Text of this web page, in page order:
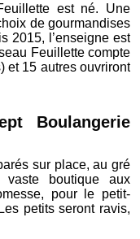
est né. Une
de gourmandises
2015, l’enseigne est
Feuillette compte
et 15 autres ouvriront
Boulangerie
sur place, au gré
boutique aux
pour le petit-
petits seront ravis,